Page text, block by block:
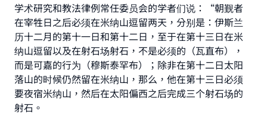
学术研究和教法律例常任委员会的学者们说：“朝觐者
在宰牲日之后必须在米纳山逗留两天，分别是：伊斯兰
历十二月的第十一日和第十二日，至于在第十三日在米
纳山逗留以及在射石场射石，不是必须的（瓦直布），
而是可嘉的行为（穆斯泰罕布）；除非在第十二日太阳
落山的时候仍然留在米纳山，那么，他在第十三日必须
要夜宿米纳山，然后在太阳偏西之后完成三个射石场的
射石。
Make an impact on millions of lives
with your contribution today